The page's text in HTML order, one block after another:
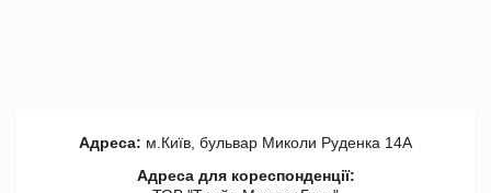
Адреса: м.Київ, бульвар Миколи Руденка 14А
Адреса для кореспонденції: